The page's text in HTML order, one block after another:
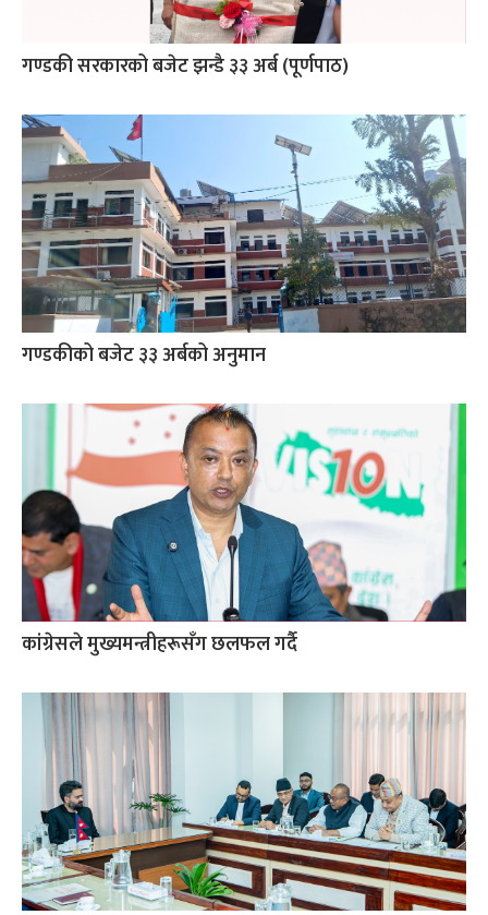
गण्डकी सरकारको बजेट झन्डै ३३ अर्ब (पूर्णपाठ)
गण्डकीको बजेट ३३ अर्बको अनुमान
कांग्रेसले मुख्यमन्त्रीहरूसँग छलफल गर्दै